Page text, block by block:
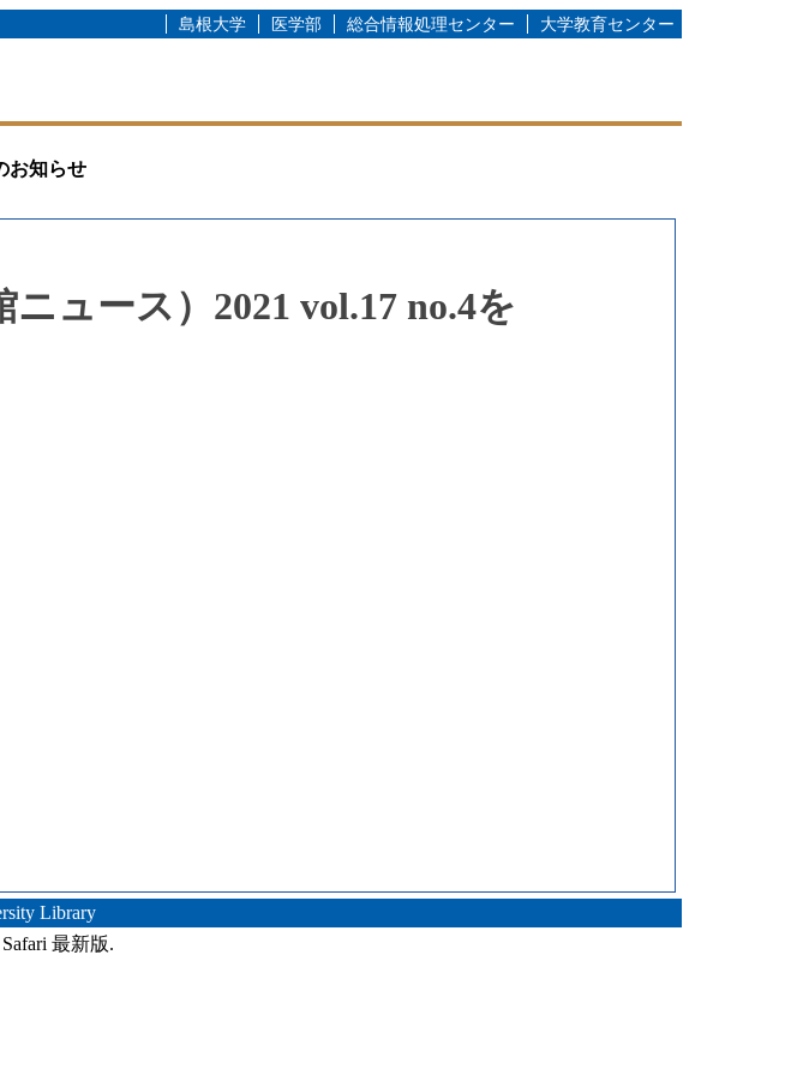
島根大学 医学部 総合情報処理センター 大学教育センター
お知らせ
ュース）2021 vol.17 no.4を
Library
最新版.